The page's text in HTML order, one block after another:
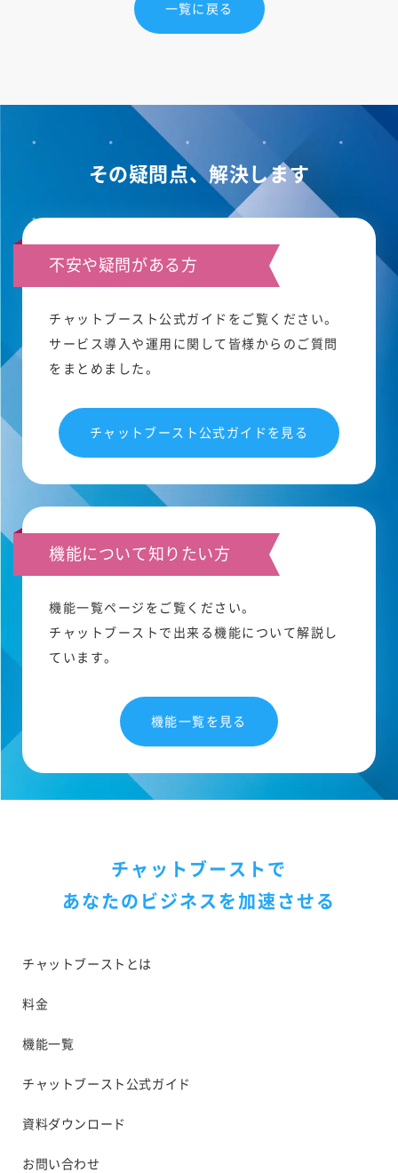
一覧に戻る
その疑問点、解決します
不安や疑問がある方
チャットブースト公式ガイドをご覧ください。
サービス導入や運用に関して皆様からのご質問
をまとめました。
チャットブースト公式ガイドを見る
機能について知りたい方
機能一覧ページをご覧ください。
チャットブーストで出来る機能について解説し
ています。
機能一覧を見る
チャットブーストで
あなたのビジネスを加速させる
チャットブーストとは
料金
機能一覧
チャットブースト公式ガイド
資料ダウンロード
お問い合わせ